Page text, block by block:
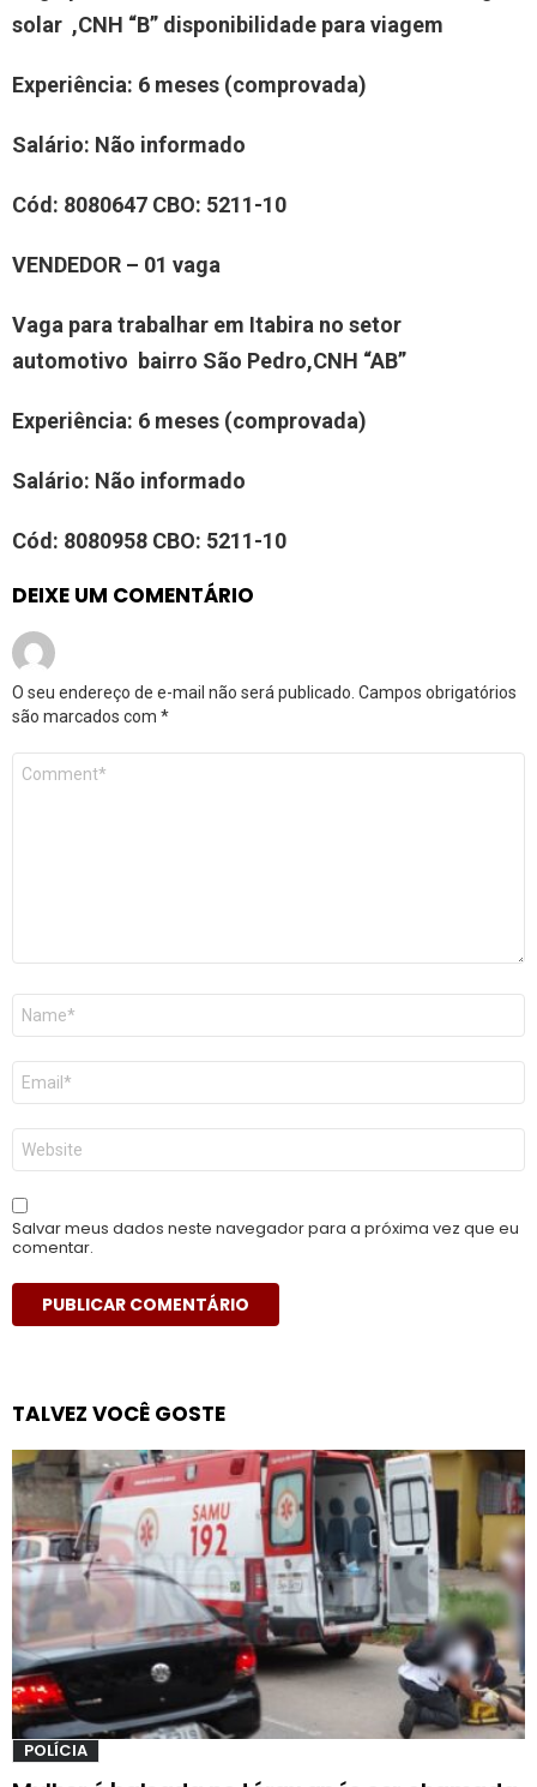
solar ,CNH “B” disponibilidade para viagem
Experiência: 6 meses (comprovada)
Salário: Não informado
Cód: 8080647 CBO: 5211-10
VENDEDOR – 01 vaga
Vaga para trabalhar em Itabira no setor
automotivo bairro São Pedro,CNH “AB”
Experiência: 6 meses (comprovada)
Salário: Não informado
Cód: 8080958 CBO: 5211-10
DEIXE UM COMENTÁRIO
O seu endereço de e-mail não será publicado. Campos obrigatórios
são marcados com *
Comentário
Nome
E-
mail
*
Site
Salvar meus dados neste navegador para a próxima vez que eu
comentar.
TALVEZ VOCÊ GOSTE
POLÍCIA